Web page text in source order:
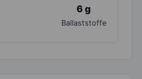
6 g
Ballaststoffe